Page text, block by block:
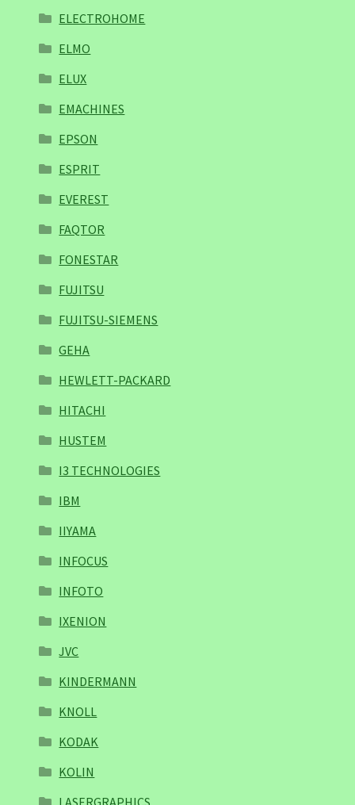
ELECTROHOME
ELMO
ELUX
EMACHINES
EPSON
ESPRIT
EVEREST
FAQTOR
FONESTAR
FUJITSU
FUJITSU-SIEMENS
GEHA
HEWLETT-PACKARD
HITACHI
HUSTEM
I3 TECHNOLOGIES
IBM
IIYAMA
INFOCUS
INFOTO
IXENION
JVC
KINDERMANN
KNOLL
KODAK
KOLIN